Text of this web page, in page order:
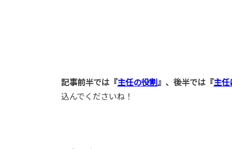
記事前半では『主任の役割 』、後半では『主任
込んでくださいね！